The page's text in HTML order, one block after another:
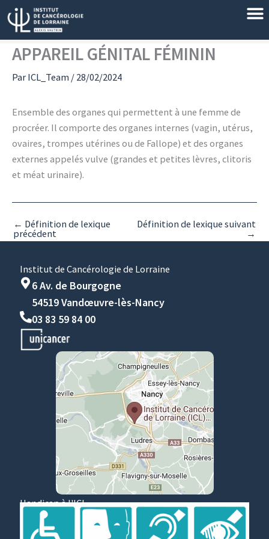
Aller
au
contenu
APPAREIL GÉNITAL FÉMININ
Par ICL_Team / 28/02/2024
Ensemble des organes qui permettent à une femme de
procréer. Il comporte des organes internes (vagin, utérus,
ovaires, trompes utérines ou de Fallope) et des organes
externes appelés vulve (grandes et petites lèvres, clitoris
et méat urinaire).
← Définition de lexique
précédent
Définition de lexique suivant
→
Institut de Cancérologie de Lorraine
6 Av. de Bourgogne
54519 Vandœuvre-lès-Nancy
03 83 59 84 00
Handicap à l'ICL